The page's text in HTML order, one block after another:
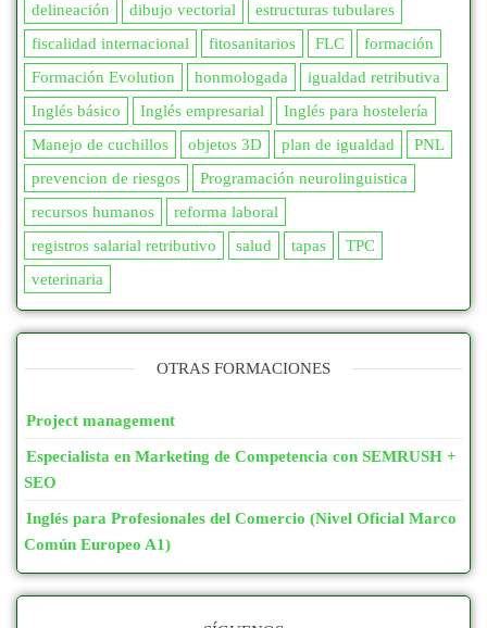
delineación
dibujo vectorial
estructuras tubulares
fiscalidad internacional
fitosanitarios FLC
formación
Formación Evolution
honmologada
igualdad retributiva
Inglés básico
Inglés empresarial
Inglés para hostelería
Manejo de cuchillos
objetos 3D plan de igualdad
PNL
prevencion de riesgos
Programación neurolinguistica
recursos humanos
reforma laboral
registros salarial retributivo
salud tapas
TPC
veterinaria
OTRAS FORMACIONES
Project management
Especialista en Marketing de Competencia con SEMRUSH +
SEO
Inglés para Profesionales del Comercio (Nivel Oficial Marco
Común Europeo A1)